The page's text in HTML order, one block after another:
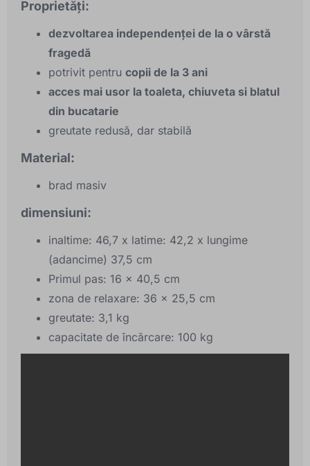
Proprietăți:
dezvoltarea independenței de la o vârstă
fragedă
potrivit pentru copii de la 3 ani
acces mai usor la toaleta, chiuveta si blatul
din bucatarie
greutate redusă, dar stabilă
Material:
brad masiv
dimensiuni:
inaltime: 46,7 x latime: 42,2 x lungime
(adancime) 37,5 cm
Primul pas: 16 x 40,5 cm
zona de relaxare: 36 x 25,5 cm
greutate: 3,1 kg
capacitate de încărcare: 100 kg